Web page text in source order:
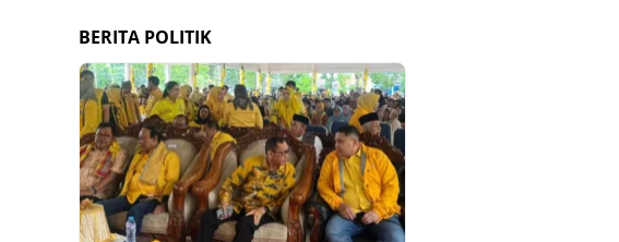
BERITA POLITIK